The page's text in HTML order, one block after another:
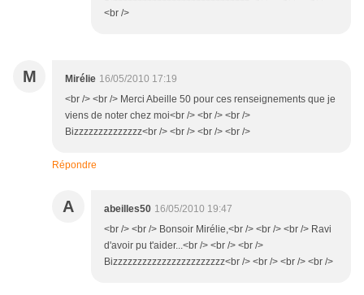
<br />
M Mirélie 16/05/2010 17:19
<br /> <br /> Merci Abeille 50 pour ces renseignements que je
viens de noter chez moi<br /> <br /> <br />
Bizzzzzzzzzzzzzz<br /> <br /> <br /> <br />
Répondre
A abeilles50 16/05/2010 19:47
<br /> <br /> Bonsoir Mirélie,<br /> <br /> <br /> Ravi
d'avoir pu t'aider...<br /> <br /> <br />
Bizzzzzzzzzzzzzzzzzzzzzzz<br /> <br /> <br /> <br />